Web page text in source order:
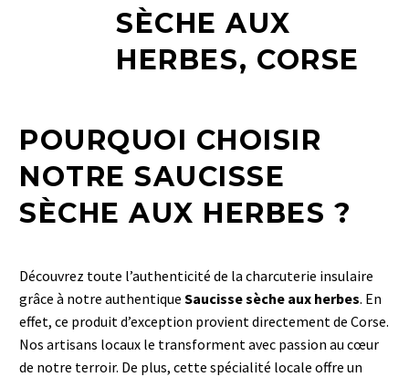
POURQUOI CHOISIR
NOTRE SAUCISSE
SÈCHE AUX HERBES ?
Découvrez toute l’authenticité de la charcuterie insulaire
grâce à notre authentique Saucisse sèche aux herbes. En
effet, ce produit d’exception provient directement de Corse.
Nos artisans locaux le transforment avec passion au cœur
de notre terroir. De plus, cette spécialité locale offre un